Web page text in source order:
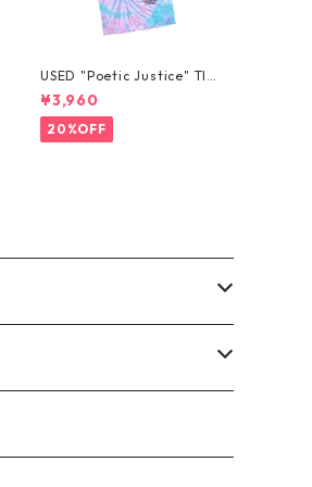
USED "Poetic Justice" TIE
-DYE TEE
¥3,960
20%OFF